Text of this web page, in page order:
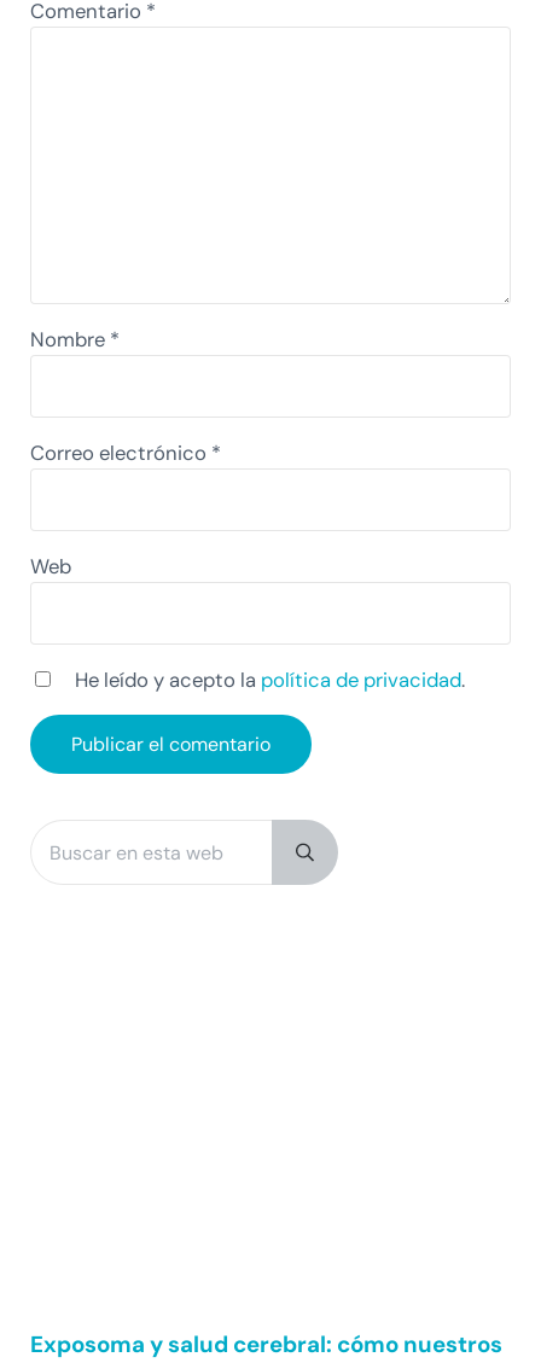
Comentario *
Nombre *
Correo electrónico *
Web
He leído y acepto la política de privacidad.
Sidebar
Submit search
Exposoma y salud cerebral: cómo nuestros